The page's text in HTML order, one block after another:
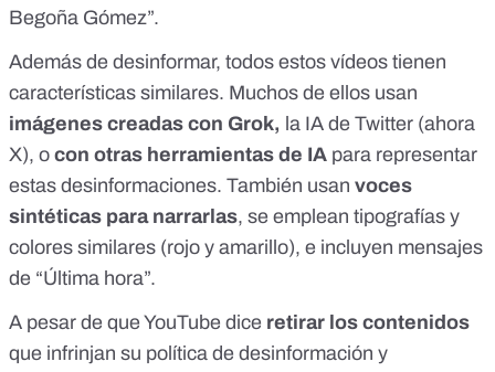
Begoña Gómez”.
Además de desinformar, todos estos vídeos tienen
características similares. Muchos de ellos usan
imágenes creadas con Grok, la IA de Twitter (ahora
X), o con otras herramientas de IA para representar
estas desinformaciones. También usan voces
sintéticas para narrarlas, se emplean tipografías y
colores similares (rojo y amarillo), e incluyen mensajes
de “Última hora”.
A pesar de que YouTube dice retirar los contenidos
que infrinjan su política de desinformación y